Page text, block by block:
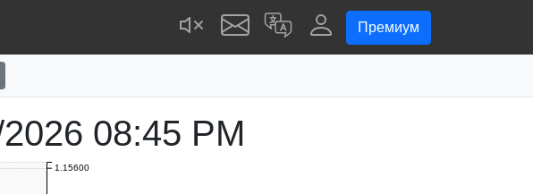
Премиум
08:45 PM
1.15600